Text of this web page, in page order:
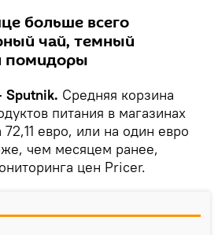
больше всего
чай, темный
помидоры
Средняя корзина
питания в магазинах
евро, или на один евро
чем месяцем ранее,
цен Pricer.